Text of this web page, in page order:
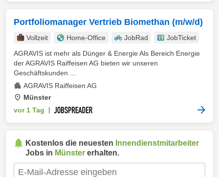
Portfoliomanager Vertrieb Biomethan (m/w/d)
Vollzeit Home-Office JobRad
JobTicket
AGRAVIS ist mehr als Dünger & Energie Als Bereich Energie
der AGRAVIS Raiffeisen AG bieten wir unseren
Geschäftskunden ...
AGRAVIS Raiffeisen AG
Münster
vor 1 Tag
Kostenlos die neuesten Innendienstmitarbeiter
Jobs in Münster erhalten.